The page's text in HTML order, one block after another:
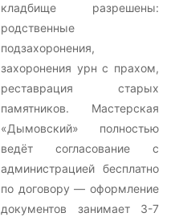
кладбище разрешены:
родственные
подзахоронения,
захоронения урн с прахом,
реставрация старых
памятников. Мастерская
«Дымовский» полностью
ведёт согласование с
администрацией бесплатно
по договору — оформление
документов занимает 3-7